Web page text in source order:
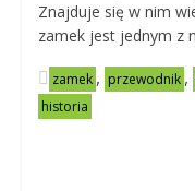
Znajduje się w nim
zamek jest jednym z
zamek , przewodnik ,
historia